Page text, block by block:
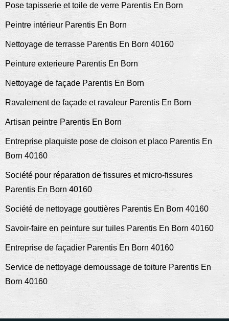
Pose tapisserie et toile de verre Parentis En Born
Peintre intérieur Parentis En Born
Nettoyage de terrasse Parentis En Born 40160
Peinture exterieure Parentis En Born
Nettoyage de façade Parentis En Born
Ravalement de façade et ravaleur Parentis En Born
Artisan peintre Parentis En Born
Entreprise plaquiste pose de cloison et placo Parentis En
Born 40160
Société pour réparation de fissures et micro-fissures
Parentis En Born 40160
Société de nettoyage gouttières Parentis En Born 40160
Savoir-faire en peinture sur tuiles Parentis En Born 40160
Entreprise de façadier Parentis En Born 40160
Service de nettoyage demoussage de toiture Parentis En
Born 40160